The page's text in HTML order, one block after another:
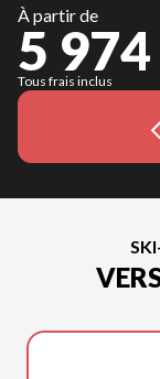
À partir de
5 974
Tous frais inclus